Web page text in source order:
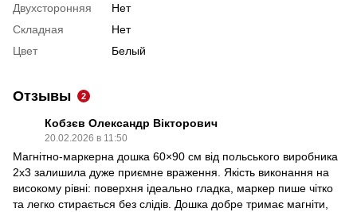
Двухсторонняя
Нет
Складная
Нет
Цвет
Белый
Отзывы 2
Кобзєв Олександр Вікторович
20.02.2026 в 11:50
Магнітно-маркерна дошка 60×90 см від польського виробника
2x3 залишила дуже приємне враження. Якість виконання на
високому рівні: поверхня ідеально гладка, маркер пише чітко
та легко стирається без слідів. Дошка добре тримає магніти,